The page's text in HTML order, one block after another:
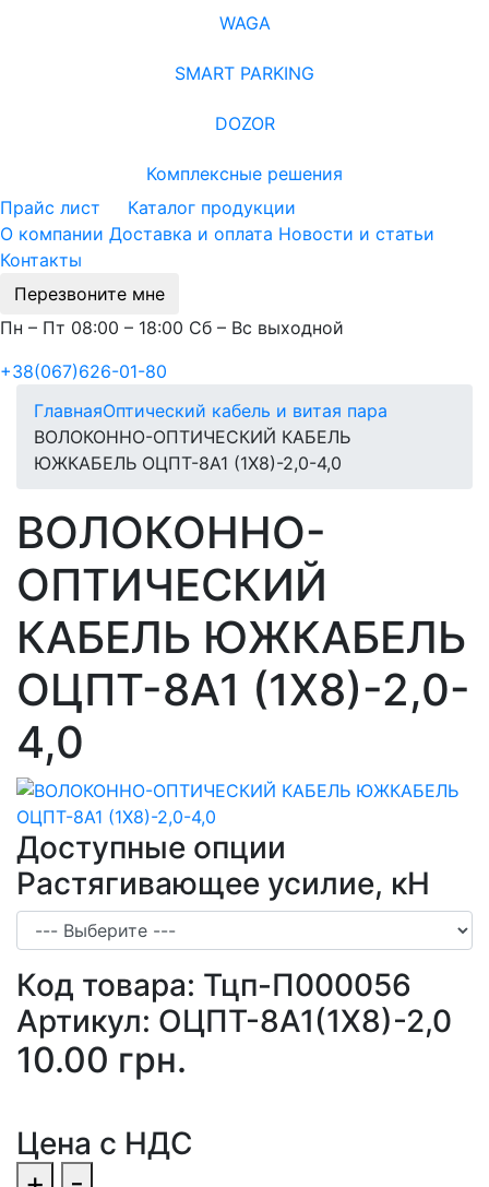
WAGA
SMART PARKING
DOZOR
Комплексные решения
Прайс лист
Каталог продукции
О компании Доставка и оплата Новости и статьи
Контакты
Перезвоните мне
Пн – Пт 08:00 – 18:00 Сб – Вс выходной
+38(067)626-01-80
ГлавнаяОптический кабель и витая пара
ВОЛОКОННО-ОПТИЧЕСКИЙ КАБЕЛЬ
ЮЖКАБЕЛЬ ОЦПТ-8А1 (1Х8)-2,0-4,0
ВОЛОКОННО-
ОПТИЧЕСКИЙ
КАБЕЛЬ ЮЖКАБЕЛЬ
ОЦПТ-8А1 (1Х8)-2,0-
4,0
Доступные опции
Растягивающее усилие, кН
Код товара: Тцп-П000056
Артикул: ОЦПТ-8А1(1Х8)-2,0
10.00 грн.
Цена с НДС